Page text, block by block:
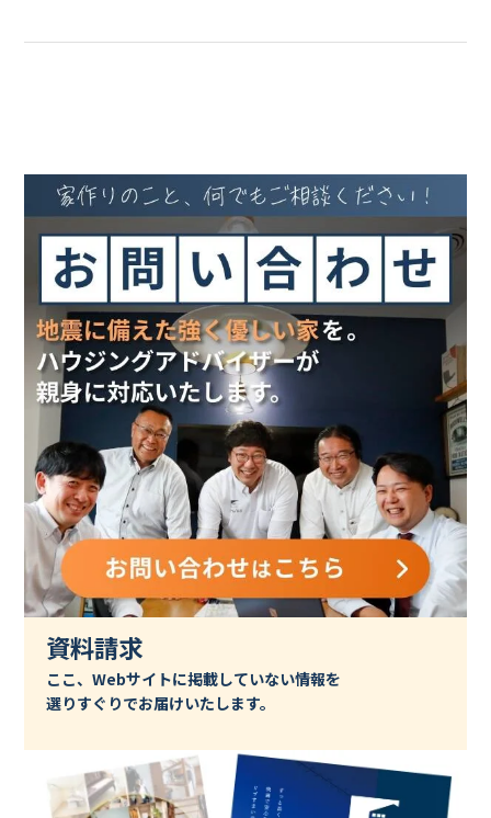
資料請求
ここ、Webサイトに掲載していない情報を
選りすぐりでお届けいたします。